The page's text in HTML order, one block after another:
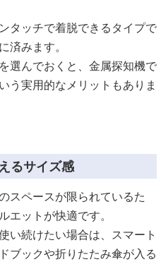
タッチで着脱できるタイプで
済みます。
選んでおくと、金属探知機で
う実用的なメリットもありま
るサイズ感
スペースが限られているた
エットが快適です。
い続けたい場合は、スマート
ブックや折りたたみ傘が入る